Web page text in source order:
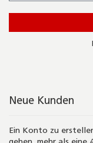
Neue Kunden
Ein Konto zu